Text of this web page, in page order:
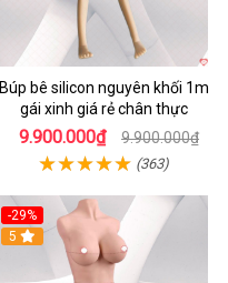
Búp bê silicon nguyên khối 1m
gái xinh giá rẻ chân thực
9.900.000₫ 9.900.000₫
(363)
-29%
5